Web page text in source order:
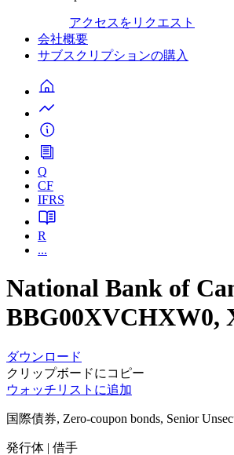
アクセスをリクエスト
会社概要
サブスクリプションの購入
Q
CF
IFRS
R
...
National Bank of
BBG00XVCHXW0,
ダウンロード
クリップボードにコピー
ウォッチリストに追加
国際債券, Zero-coupon bonds, Senior
発行体 | 借手